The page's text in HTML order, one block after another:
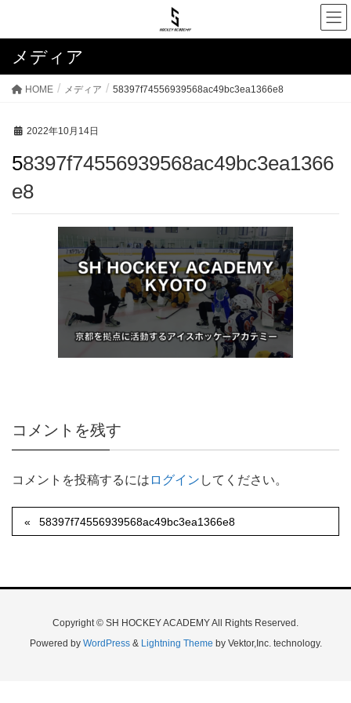
メディア
HOME メディア 58397f74556939568ac49bc3ea1366e8
2022年10月14日
58397f74556939568ac49bc3ea1366
e8
コメントを残す
コメントを投稿するには ログイン してください。
58397f74556939568ac49bc3ea1366e8
Copyright © SH HOCKEY ACADEMY All Rights Reserved.
Powered by WordPress& Lightning Theme by Vektor,Inc. technology.